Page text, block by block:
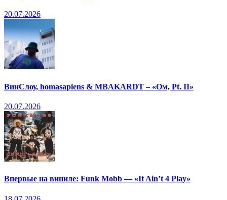
20.07.2026
ВинСлоу, homasapiens & MBAKARDT – «Ом, Pt. II»
20.07.2026
Впервые на виниле: Funk Mobb — «It Ain’t 4 Play»